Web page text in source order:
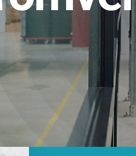
mit System. Robust im
zukunftsfähig im Ausbau.